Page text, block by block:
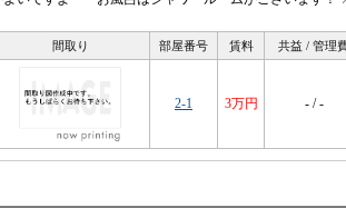
間取り 部屋番号 賃料 共益 / 管理
2-1 3万円 - / -